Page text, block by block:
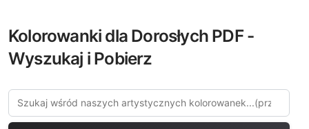
Kolorowanki dla Dorosłych PDF -
Wyszukaj i Pobierz